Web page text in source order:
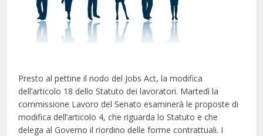
Presto al pettine il nodo del Jobs Act, la modifica
dell’articolo 18 dello Statuto dei lavoratori. Martedì la
commissione Lavoro del Senato esaminerà le proposte di
modifica dell’articolo 4, che riguarda lo Statuto e che
delega al Governo il riordino delle forme contrattuali. I